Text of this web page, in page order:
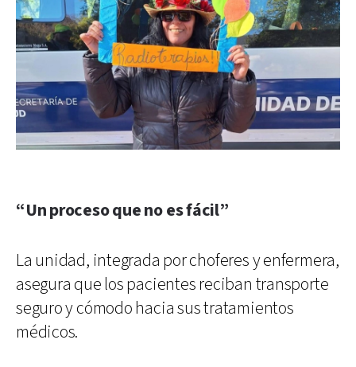
“Un proceso que no es fácil”
La unidad, integrada por choferes y enfermera,
asegura que los pacientes reciban transporte
seguro y cómodo hacia sus tratamientos
médicos.